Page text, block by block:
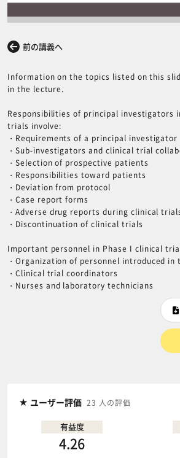
前の講義へ
Information on the topics listed on this
in the lecture.
Responsibilities of principal investigators
trials involve:
・Requirements of a principal investigator
・Sub-investigators and clinical trial
・Selection of prospective patients
・Responsibilities toward patients
・Deviation from protocol
・Case report forms
・Adverse drug reports during clinical
・Discontinuation of clinical trials
Important personnel in Phase I clinical
・Organization of personnel introduced
・Clinical trial coordinators
・Nurses and laboratory technicians
ユーザー評価 23 人の評価
有益度
4.26